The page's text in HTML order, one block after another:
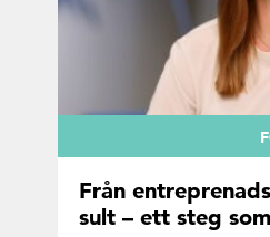
Från
sult – ett steg